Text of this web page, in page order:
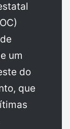
um
do
que